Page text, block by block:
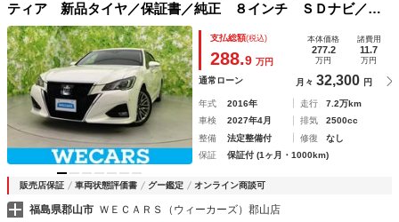
ティア 新品タイヤ／保証書／純正 ８インチ ＳＤナビ／衝
突安全装置／シートヒーター／車線逸脱防止支援システム／シ
ート ハーフレザー／ヘッドランプ ＬＥＤ／ＵＳＢジャック
／Ｂｌｕｅｔｏｏｔｈ接続／ＥＴＣ
支払総額(税込)
288.9 万円
本体価格
277.2
万円
諸費用
11.7
万円
通常ローン 月々 32,300 円
年式 2016年 走行
7.2万km
車検
2027年4月 排気
2500cc
整備
法定整備付 修復
なし
保証
保証付 (1ヶ月・1000km)
販売店保証 車両状態評価書 グー鑑定 オンライン商談可
福島県郡山市 ＷＥＣＡＲＳ（ウィーカーズ）郡山店